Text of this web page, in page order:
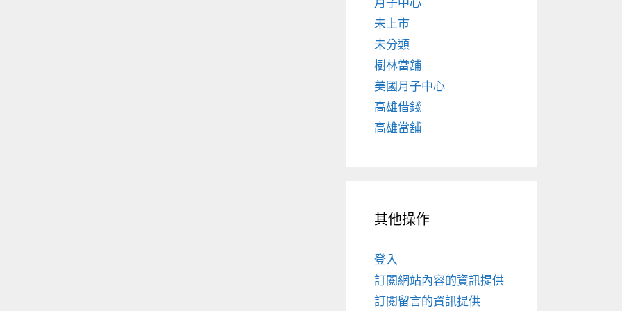
未上市
未分類
樹林當舖
美國月子中心
高雄借錢
高雄當舖
其他操作
登入
訂閱網站內容的資訊提供
訂閱留言的資訊提供